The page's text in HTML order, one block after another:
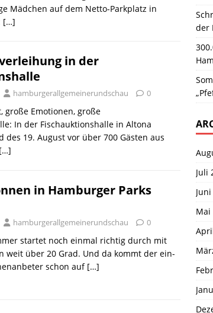
Mädchen auf dem Netto-Parkplatz in
[…]
in der
hamburgerallgemeinerundschau 0
große Emotionen, große
In der Fischauktionshalle in Altona
des 19. August vor über 700 Gästen aus
[…]
in Hamburger Parks
hamburgerallgemeinerundschau 0
startet noch einmal richtig durch mit
weit über 20 Grad. Und da kommt der ein-
schon auf […]
der
Juli
Mai